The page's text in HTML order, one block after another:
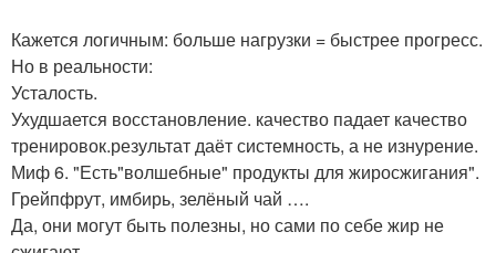
Кажется логичным: больше нагрузки = быстрее прогресс.
Но в реальности:
Усталость.
Ухудшается восстановление. качество падает качество
тренировок.результат даёт системность, а не изнурение.
Миф 6. "Есть"волшебные" продукты для жиросжигания".
Грейпфрут, имбирь, зелёный чай ….
Да, они могут быть полезны, но сами по себе жир не